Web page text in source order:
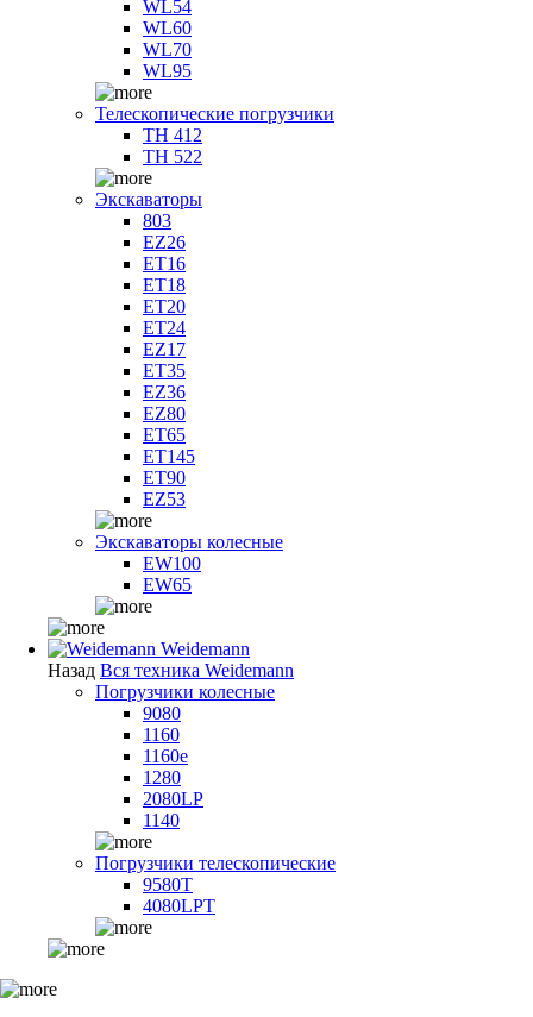
WL54
WL60
WL70
WL95
Телескопические погрузчики
TH 412
TH 522
Экскаваторы
803
EZ26
ET16
ET18
ET20
ET24
EZ17
ET35
EZ36
EZ80
ET65
ET145
ET90
EZ53
Экскаваторы колесные
EW100
EW65
Weidemann
Назад Вся техника Weidemann
Погрузчики колесные
9080
1160
1160e
1280
2080LP
1140
Погрузчики телескопические
9580T
4080LPT